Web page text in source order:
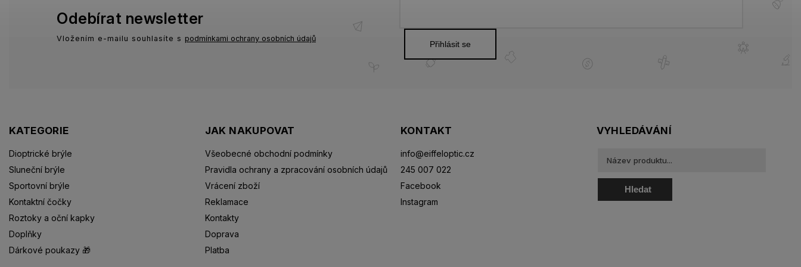
KATEGORIE
Dioptrické brýle
Sluneční brýle
Sportovní brýle
Kontaktní čočky
Roztoky a oční kapky
Doplňky
Dárkové poukazy 🎁
JAK NAKUPOVAT
Všeobecné obchodní podmínky
Pravidla ochrany a zpracování osobních údajů
Vrácení zboží
Reklamace
Kontakty
Doprava
Platba
KONTAKT
info@eiffeloptic.cz
245 007 022
Facebook
Instagram
Odebírat newsletter
Vložením e-mailu souhlasíte s podmínkami ochrany osobních údajů
Přihlásit se
VYHLEDÁVÁNÍ
Hledat